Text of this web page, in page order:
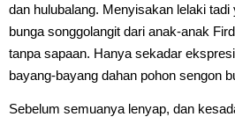
dan hulubalang. Menyisakan lelaki
bunga songgolangit dari anak-anak
tanpa sapaan. Hanya sekadar
bayang-bayang dahan pohon sengon
Sebelum semuanya lenyap, dan